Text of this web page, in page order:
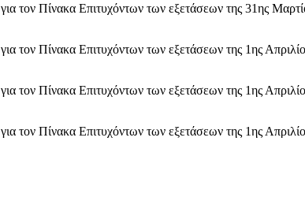
για τον Πίνακα Επιτυχόντων των εξετάσεων της 31ης
για τον Πίνακα Επιτυχόντων των εξετάσεων της 1ης
για τον Πίνακα Επιτυχόντων των εξετάσεων της 1ης
για τον Πίνακα Επιτυχόντων των εξετάσεων της 1ης